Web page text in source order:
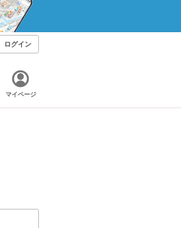
ログイン
マイページ